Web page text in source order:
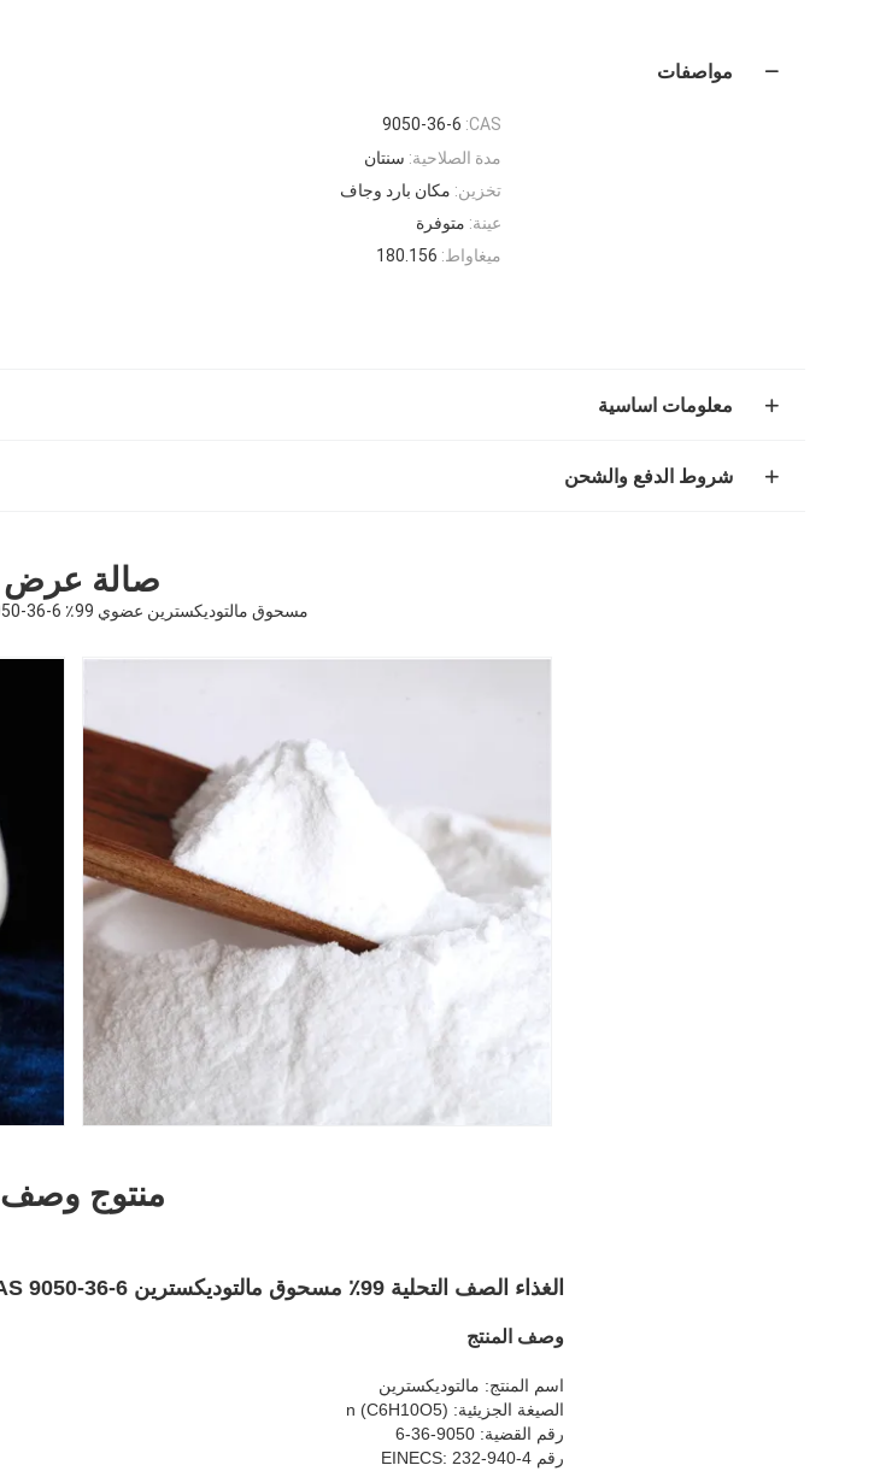
مواصفات
CAS:
9050-36-6
مدة الصلاحية: سنتان
تخزين: مكان بارد وجاف
عينة: متوفرة
ميغاواط: 180.156
معلومات اساسية
شروط الدفع والشحن
صالة عرض
مسحوق مالتوديكسترين عضوي 99٪ CAS 9050-36-6 مُحلٍ للطعام
منتوج وصف
الغذاء الصف التحلية 99٪ مسحوق مالتوديكسترين CAS 9050-36-6
وصف المنتج
اسم المنتج: مالتوديكسترين
الصيغة الجزيئية: (C6H10O5) n
رقم القضية: 9050-36-6
رقم EINECS: 232-940-4